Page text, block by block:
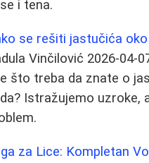
i tena.
se rešiti jastučića
Vinčilović 2026-04-
što treba da znate o
Istražujemo uzroke,
za Lice: Kompletan